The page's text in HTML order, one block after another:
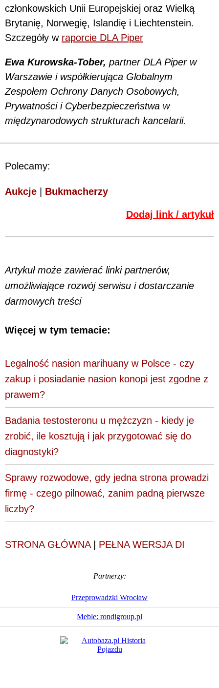
członkowskich Unii Europejskiej oraz Wielką
Brytanię, Norwegię, Islandię i Liechtenstein.
Szczegóły w raporcie DLA Piper
Ewa Kurowska-Tober, partner DLA Piper w
Warszawie i współkierująca Globalnym
Zespołem Ochrony Danych Osobowych,
Prywatności i Cyberbezpieczeństwa w
międzynarodowych strukturach kancelarii.
Polecamy:
Aukcje Bukmacherzy
Dodaj link / artykuł
Artykuł może zawierać linki partnerów,
umożliwiające rozwój serwisu i dostarczanie
darmowych treści
Więcej w tym temacie:
Legalność nasion marihuany w Polsce - czy
zakup i posiadanie nasion konopi jest zgodne z
prawem?
Badania testosteronu u mężczyzn - kiedy je
zrobić, ile kosztują i jak przygotować się do
diagnostyki?
Sprawy rozwodowe, gdy jedna strona prowadzi
firmę - czego pilnować, zanim padną pierwsze
liczby?
STRONA GŁÓWNA| PEŁNA WERSJA DI
Partnerzy:
Przeprowadzki Wrocław
Meble: rondigroup.pl